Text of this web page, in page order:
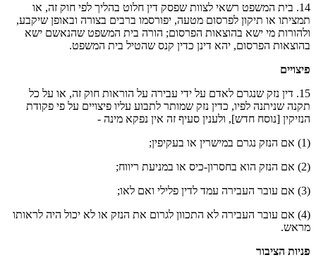
14. בית המשפט רשאי לצוות שפסק דין חלוט בהליך לפי חוק זה, או
תמציתו או תיקון לפרסום מטעה, יפורסמו ברבים בצורה ובאופן שיקבע,
ולהורות מי ישא בהוצאות הפרסום; הורה בית המשפט שהנאשם ישא
בהוצאות הפרסום, יהא דינן כדין קנס שהטיל בית המשפט.
פיצויים
15. דין נזק שנגרם לאדם על ידי עבירה על הוראות חוק זה, או על כל
תקנה שניתנה לפיו, כדין נזק שמותר לתבוע עליו פיצויים על פי פקודת
הנזיקין [נוסח חדש], ולענין סעיף זה אין נפקא מינה -
(1) אם הנזק נגרם במישרין או בעקיפין;
(2) אם הנזק הוא בחסרון-כיס או במניעת ריווח;
(3) אם עובר העבירה עמד לדין פלילי ואם לאו;
(4) אם עובר העבירה לא התכוון לגרום את הנזק או לא יכול היה לראותו
מראש.
פניות הציבור